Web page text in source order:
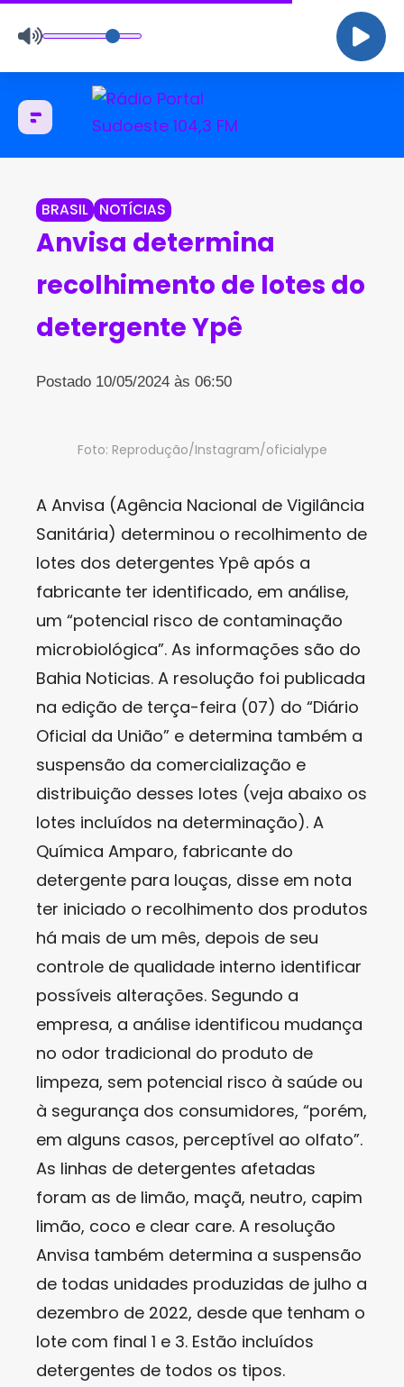
BRASIL NOTÍCIAS
Anvisa determina
recolhimento de lotes do
detergente Ypê
Postado 10/05/2024 às 06:50
Foto: Reprodução/Instagram/oficialype
A Anvisa (Agência Nacional de Vigilância
Sanitária) determinou o recolhimento de
lotes dos detergentes Ypê após a
fabricante ter identificado, em análise,
um “potencial risco de contaminação
microbiológica”. As informações são do
Bahia Noticias. A resolução foi publicada
na edição de terça-feira (07) do “Diário
Oficial da União” e determina também a
suspensão da comercialização e
distribuição desses lotes (veja abaixo os
lotes incluídos na determinação). A
Química Amparo, fabricante do
detergente para louças, disse em nota
ter iniciado o recolhimento dos produtos
há mais de um mês, depois de seu
controle de qualidade interno identificar
possíveis alterações. Segundo a
empresa, a análise identificou mudança
no odor tradicional do produto de
limpeza, sem potencial risco à saúde ou
à segurança dos consumidores, “porém,
em alguns casos, perceptível ao olfato”.
As linhas de detergentes afetadas
foram as de limão, maçã, neutro, capim
limão, coco e clear care. A resolução
Anvisa também determina a suspensão
de todas unidades produzidas de julho a
dezembro de 2022, desde que tenham o
lote com final 1 e 3. Estão incluídos
detergentes de todos os tipos.